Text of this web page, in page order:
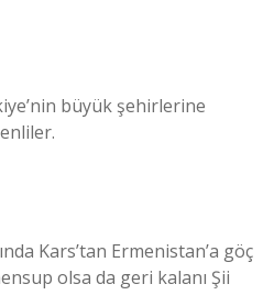
büyük şehirlerine
Kars’tan Ermenistan’a göç
olsa da geri kalanı Şii